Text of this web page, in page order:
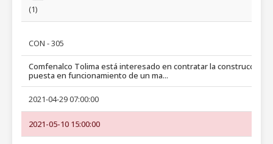
(1)
CON - 305
Comfenalco Tolima está interesado en contratar la construcción y
puesta en funcionamiento de un ma...
2021-04-29 07:00:00
2021-05-10 15:00:00